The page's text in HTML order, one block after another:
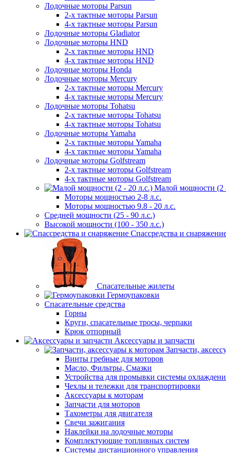
Лодочные моторы Parsun
2-х тактные моторы Parsun
4-х тактные моторы Parsun
Лодочные моторы Gladiator
Лодочные моторы HND
2-х тактные моторы HND
4-х тактные моторы HND
Лодочные моторы Honda
Лодочные моторы Mercury
2-х тактные моторы Mercury
4-х тактные моторы Mercury
Лодочные моторы Tohatsu
2-х тактные моторы Tohatsu
4-х тактные моторы Tohatsu
Лодочные моторы Yamaha
2-х тактные моторы Yamaha
4-х тактные моторы Yamaha
Лодочные моторы Golfstream
2-х тактные моторы Golfstream
4-х тактные моторы Golfstream
Малой мощности (2
Моторы мощностью 2-8 л.с.
Моторы мощностью 9.8 - 20 л.с.
Средней мощности (25 - 90 л.с.)
Высокой мощности (100 - 350 л.с.)
Спассредства и
Спасательные жилеты
Гермоупаковки
Спасательные средства
Горны
Круги, спасательные тросы, черпаки
Крюк отпорный
Аксессуары и запчасти
Запчасти,
Винты гребные для моторов
Масло, Фильтры, Смазки
Устройства для промывки системы
Чехлы и тележки для транспортировки
Аксессуары к моторам
Запчасти для моторов
Тахометры для двигателя
Свечи зажигания
Наклейки на лодочные моторы
Комплектующие топливных систем
Системы дистанционного управления